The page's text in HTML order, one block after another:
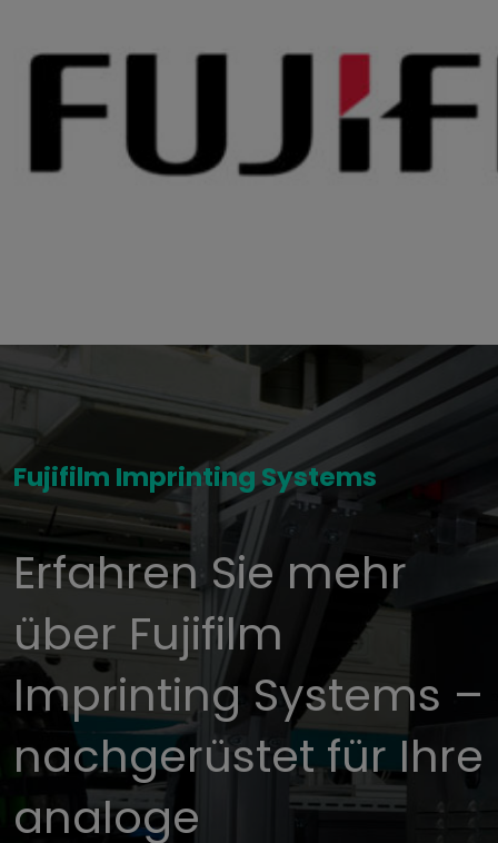
Fujifilm Imprinting Systems
Erfahren Sie mehr
über Fujifilm
Imprinting Systems –
nachgerüstet für Ihre
analoge